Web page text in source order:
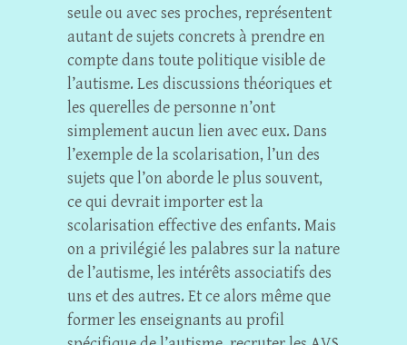
seule ou avec ses proches, représentent
autant de sujets concrets à prendre en
compte dans toute politique visible de
l’autisme. Les discussions théoriques et
les querelles de personne n’ont
simplement aucun lien avec eux. Dans
l’exemple de la scolarisation, l’un des
sujets que l’on aborde le plus souvent,
ce qui devrait importer est la
scolarisation effective des enfants. Mais
on a privilégié les palabres sur la nature
de l’autisme, les intérêts associatifs des
uns et des autres. Et ce alors même que
former les enseignants au profil